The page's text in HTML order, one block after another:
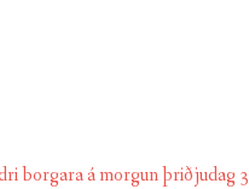
borgara á morgun þriðjudag